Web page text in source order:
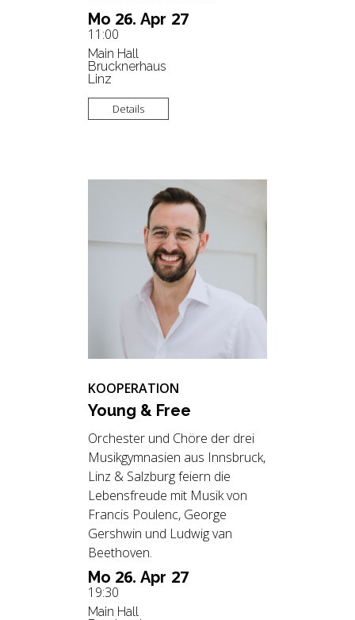
Mo 26. Apr 27
11:00
Main Hall
Brucknerhaus
Linz
Details
Mo 26. Apr 27
19:30
Main Hall
KOOPERATION
Young & Free
Orchester und Chöre der drei
Musikgymnasien aus Innsbruck,
Linz & Salzburg feiern die
Lebensfreude mit Musik von
Francis Poulenc, George
Gershwin und Ludwig van
Beethoven.